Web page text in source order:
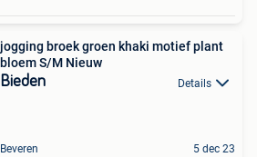
jogging broek groen khaki motief plant
bloem S/M Nieuw
Bieden Details
Beveren 5 dec 23